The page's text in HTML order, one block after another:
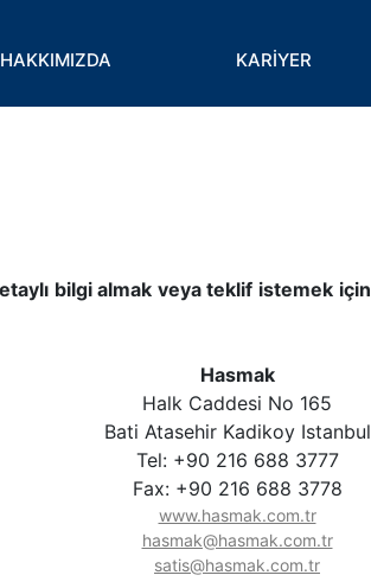
HAKKIMIZDA KARİYER
bilgi almak veya teklif istemek için
Hasmak
Halk Caddesi No 165
Bati Atasehir Kadikoy Istanbul
Tel: +90 216 688 3777
Fax: +90 216 688 3778
www.hasmak.com.tr
hasmak@hasmak.com.tr
satis@hasmak.com.tr